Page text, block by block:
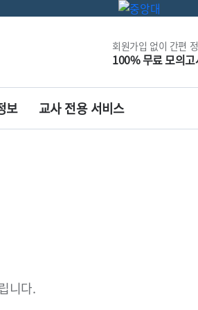
회원가입 없이 간편
100% 무료 모의
보 교사 전용 서비스
니다.